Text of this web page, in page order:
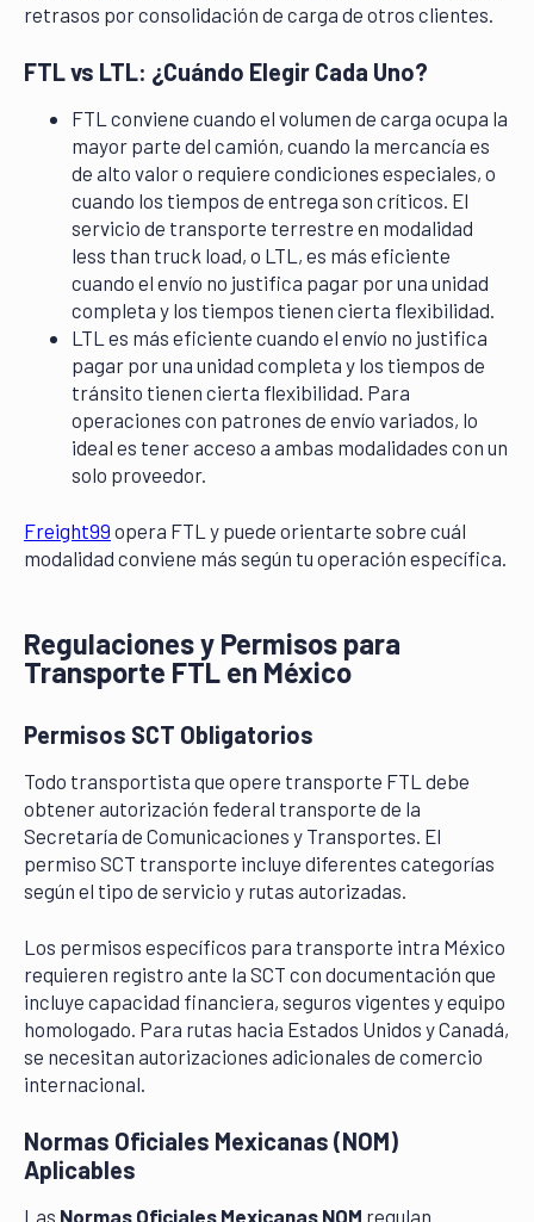
retrasos por consolidación de carga de otros clientes.
FTL vs LTL: ¿Cuándo Elegir Cada Uno?
FTL conviene cuando el volumen de carga ocupa la
mayor parte del camión, cuando la mercancía es
de alto valor o requiere condiciones especiales, o
cuando los tiempos de entrega son críticos. El
servicio de transporte terrestre en modalidad
less than truck load, o LTL, es más eficiente
cuando el envío no justifica pagar por una unidad
completa y los tiempos tienen cierta flexibilidad.
LTL es más eficiente cuando el envío no justifica
pagar por una unidad completa y los tiempos de
tránsito tienen cierta flexibilidad. Para
operaciones con patrones de envío variados, lo
ideal es tener acceso a ambas modalidades con un
solo proveedor.
Freight99 opera FTL y puede orientarte sobre cuál
modalidad conviene más según tu operación específica.
Regulaciones y Permisos para
Transporte FTL en México
Permisos SCT Obligatorios
Todo transportista que opere transporte FTL debe
obtener autorización federal transporte de la
Secretaría de Comunicaciones y Transportes. El
permiso SCT transporte incluye diferentes categorías
según el tipo de servicio y rutas autorizadas.
Los permisos específicos para transporte intra México
requieren registro ante la SCT con documentación que
incluye capacidad financiera, seguros vigentes y equipo
homologado. Para rutas hacia Estados Unidos y Canadá,
se necesitan autorizaciones adicionales de comercio
internacional.
Normas Oficiales Mexicanas (NOM)
Aplicables
Las Normas Oficiales Mexicanas NOM regulan